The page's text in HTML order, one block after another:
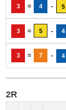
3 = 4 - 5
3 = 5 - 4
3 = 7 - 4
2R